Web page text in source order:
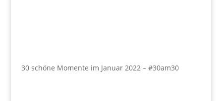
30 schöne Momente im Januar 2022 – #30am30